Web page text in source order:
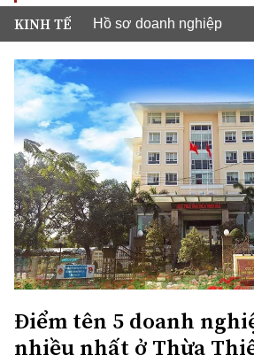
KINH TẾ Hồ sơ doanh nghiệp
Điểm tên 5 doanh
nhiều nhất ở Thừa